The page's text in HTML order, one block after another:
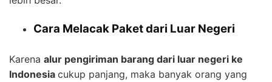
Cara Melacak Paket dari Luar Negeri
Karena alur pengiriman barang dari luar negeri ke
Indonesia cukup panjang, maka banyak orang yang